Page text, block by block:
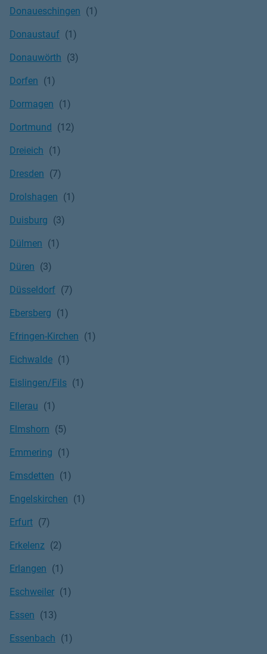
Donaueschingen
Donaustauf
Donauwörth
Dorfen
Dormagen
Dortmund
Dreieich
Dresden
Drolshagen
Duisburg
Dülmen
Düren
Düsseldorf
Ebersberg
Efringen-Kirchen
Eichwalde
Eislingen/Fils
Ellerau
Elmshorn
Emmering
Emsdetten
Engelskirchen
Erfurt
Erkelenz
Erlangen
Eschweiler
Essen
Essenbach